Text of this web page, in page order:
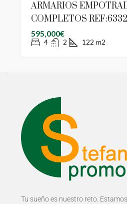
ARMARIOS
COMPLETOS REF:6332
595,000€
4 2 122 m2
Tu sueño es nuestro reto.